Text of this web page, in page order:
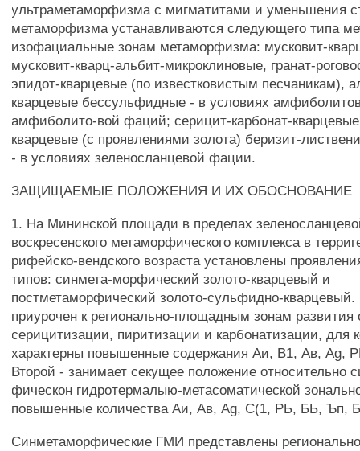
ультраметаморфизма с мигматитами и уменьшения
метаморфизма устанавливаются следующего типа
изофациальные зонам метаморфизма: мусковит-
мусковит-кварц-альбит-микроклиновые, гранат-
эпидот-кварцевые (по известковистым песчаникам),
кварцевые бессульфидные - в условиях
амфиболито-вой фаций; серицит-карбонат-
кварцевые (с проявлениями золота) беризит-
- в условиях зеленосланцевой фации.
ЗАЩИЩАЕМЫЕ ПОЛОЖЕНИЯ И ИХ ОБОСНОВАНИЕ
1. На Мининской площади в пределах
воскресенского метаморфического комплекса в
рифейско-вендского возраста установлены
типов: синмета-морфический золото-кварцевый и
постметаморфический золото-сульфидно-
приурочен к регионально-площадным зонам развития
серицитизации, пиритизации и карбонатизации, для
характерны повышенные содержания Аи, В1, Ав, Ag,
Второй - занимает секущее положение относительно
фическон гидротермалыю-метасоматической
повышенные количества Аи, Ав, Ag, С(1, РЬ, БЬ, Ъп,
Синметаморфические ГМИ представлены